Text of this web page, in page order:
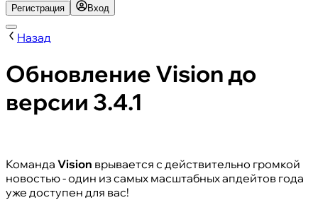
Регистрация Вход
Назад
Обновление Vision до
версии 3.4.1
Команда Vision врывается с действительно громкой
новостью - один из самых масштабных апдейтов года
уже доступен для вас!